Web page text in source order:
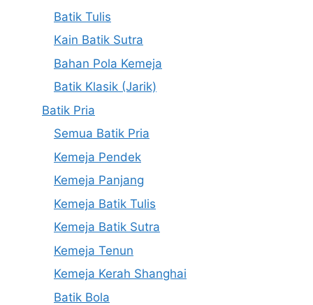
Batik Tulis
Kain Batik Sutra
Bahan Pola Kemeja
Batik Klasik (Jarik)
Batik Pria
Semua Batik Pria
Kemeja Pendek
Kemeja Panjang
Kemeja Batik Tulis
Kemeja Batik Sutra
Kemeja Tenun
Kemeja Kerah Shanghai
Batik Bola